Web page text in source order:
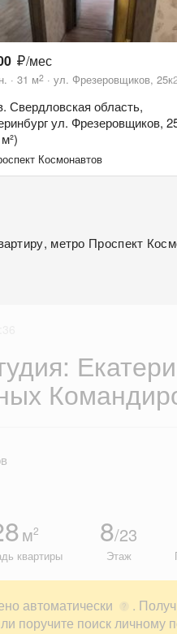
/мес
31 м2 ул. Фрезеровщиков,
Свердловская область,
ул. Фрезеровщиков,
Космонавтов
метро Проспект
м2
квартиры
8/23
Этаж
автоматически ?
.
поручите поиск личному